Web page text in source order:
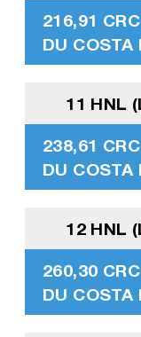
216,91
DU COSTA
11 HNL
238,61
DU COSTA
12 HNL
260,30
DU COSTA